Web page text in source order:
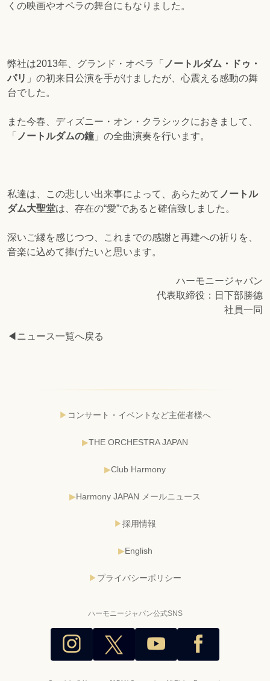
くの映画やオペラの舞台にもなりました。
弊社は2013年、グランド・オペラ「 ノートルダム・ドゥ・
パリ 」の初来日公演を手がけましたが、心震える感動の舞
台でした。
また今春、ディズニー・オン・クラシックにおきまして、
「 ノートルダムの鐘 」の全曲演奏を行います。
私達は、この悲しい出来事によって、あらためて ノートル
ダム大聖堂は、存在の“愛”であると確信致しました。
深いご縁を感じつつ、これまでの感謝と再建への祈りを、
音楽に込めて捧げたいと思います。
ハーモニージャパン
代表取締役：日下部勝德
社員一同
◀ニュース一覧へ戻る
コンサート・イベントなど主催者様へ
THE ORCHESTRA JAPAN
Club Harmony
Harmony JAPAN メールニュース
採用情報
English
プライバシーポリシー
ハーモニージャパン公式SNS